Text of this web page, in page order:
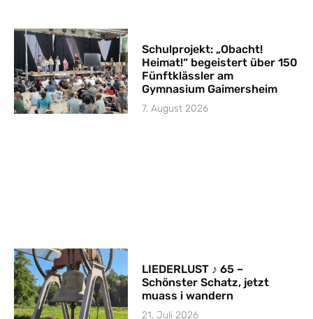
Schulprojekt: „Obacht!
Heimat!“ begeistert über 150
Fünftklässler am
Gymnasium Gaimersheim
7. August 2026
LIEDERLUST ♪ 65 –
Schönster Schatz, jetzt
muass i wandern
21. Juli 2026